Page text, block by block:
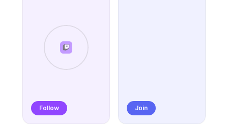
Follow Join